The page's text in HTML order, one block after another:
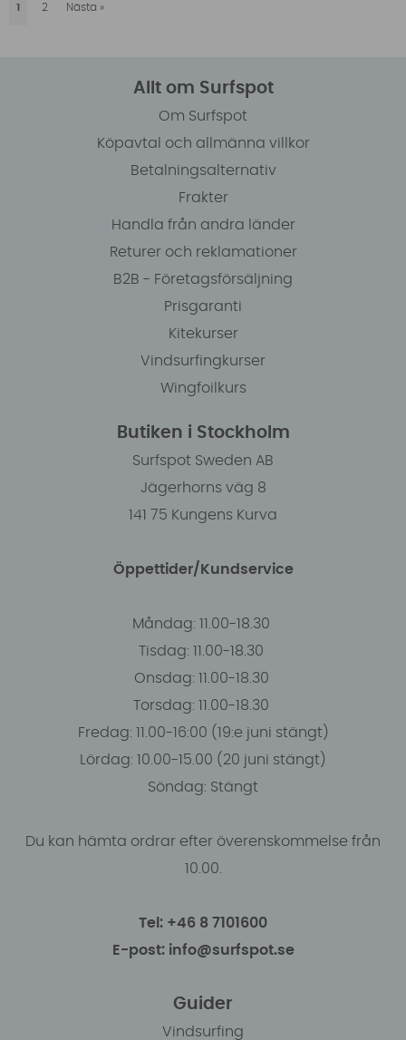
1 2 Nästa »
Allt om Surfspot
Om Surfspot
Köpavtal och allmänna villkor
Betalningsalternativ
Frakter
Handla från andra länder
Returer och reklamationer
B2B - Företagsförsäljning
Prisgaranti
Kitekurser
Vindsurfingkurser
Wingfoilkurs
Butiken i Stockholm
Surfspot Sweden AB
Jägerhorns väg 8
141 75 Kungens Kurva
Öppettider/Kundservice
Måndag: 11.00-18.30
Tisdag: 11.00-18.30
Onsdag: 11.00-18.30
Torsdag: 11.00-18.30
Fredag: 11.00-16:00 (19:e juni stängt)
Lördag: 10.00-15.00 (20 juni stängt)
Söndag: Stängt
Du kan hämta ordrar efter överenskommelse från
10.00.
Tel: +46 8 7101600
E-post: info@surfspot.se
Guider
Vindsurfing